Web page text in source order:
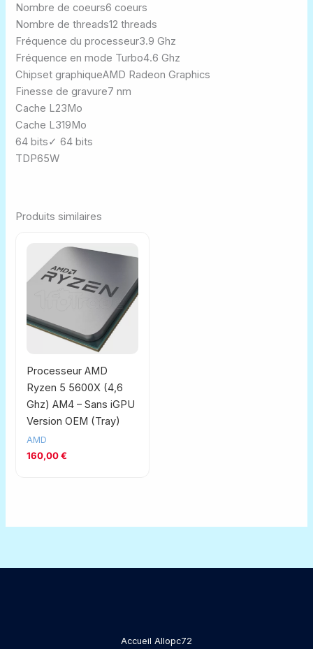
Nombre de coeurs6 coeurs
Nombre de threads12 threads
Fréquence du processeur3.9 Ghz
Fréquence en mode Turbo4.6 Ghz
Chipset graphiqueAMD Radeon Graphics
Finesse de gravure7 nm
Cache L23Mo
Cache L319Mo
64 bits✓ 64 bits
TDP65W
Produits similaires
Processeur AMD
Ryzen 5 5600X (4,6
Ghz) AM4 – Sans iGPU
Version OEM (Tray)
AMD
160,00€
Accueil Allopc72